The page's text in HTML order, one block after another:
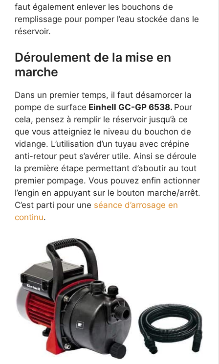
faut également enlever les bouchons de
remplissage pour pomper l’eau stockée dans le
réservoir.
Déroulement de la mise en
marche
Dans un premier temps, il faut désamorcer la
pompe de surface Einhell GC-GP 6538. Pour
cela, pensez à remplir le réservoir jusqu’à ce
que vous atteigniez le niveau du bouchon de
vidange. L’utilisation d’un tuyau avec crépine
anti-retour peut s’avérer utile. Ainsi se déroule
la première étape permettant d’aboutir au tout
premier pompage. Vous pouvez enfin actionner
l’engin en appuyant sur le bouton marche/arrêt.
C’est parti pour une séance d’arrosage en
continu.